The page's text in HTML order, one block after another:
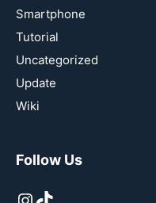
Smartphone
Tutorial
Uncategorized
Update
Wiki
Follow Us